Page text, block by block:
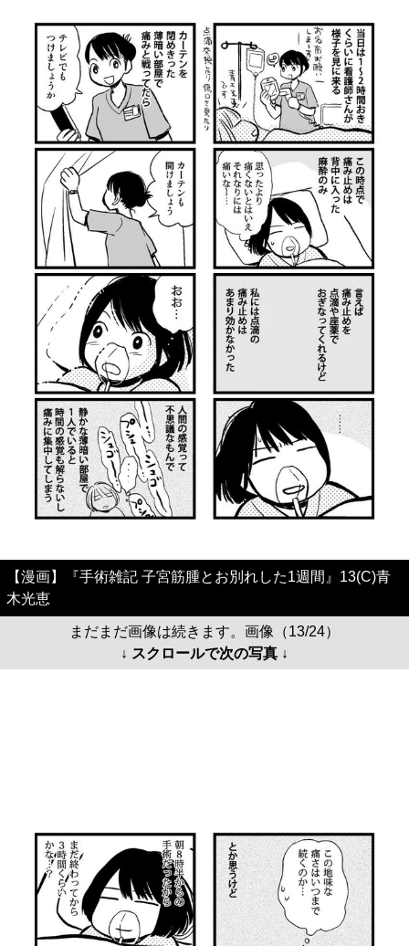
【漫画】『手術雑記 子宮筋腫とお別れした1週間』13(C)青
木光恵
まだまだ画像は続きます。画像（13/24）
↓ スクロールで次の写真 ↓